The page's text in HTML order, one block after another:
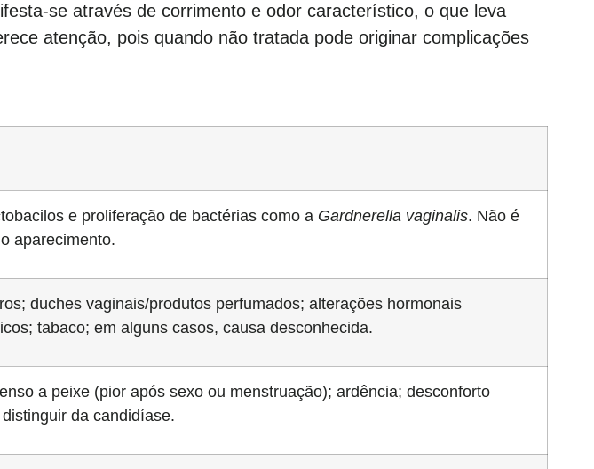
se através de corrimento e odor característico, o que leva
atenção, pois quando não tratada pode originar complicações
e proliferação de bactérias como a Gardnerella vaginalis. Não é
aparecimento.
duches vaginais/produtos perfumados; alterações hormonais
tabaco; em alguns casos, causa desconhecida.
a peixe (pior após sexo ou menstruação); ardência; desconforto
da candidíase.